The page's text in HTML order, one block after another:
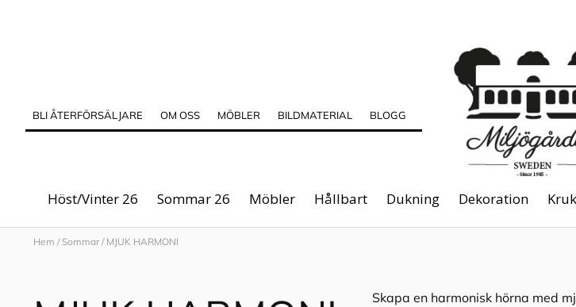
BLI ÅTERFÖRSÄLJARE OM OSS MÖBLER BILDMATERIAL BLOGG
Höst/Vinter 26 Sommar 26 Möbler Hållbart Dukning Dekoration
Hem / Sommar / MJUK HARMONI
Skapa en harmonisk hörna med